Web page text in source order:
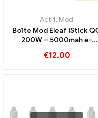
Actif, Mod
Boîte Mod Eleaf iStick
200W – 5000mah e-
Personnalisé
€12.00